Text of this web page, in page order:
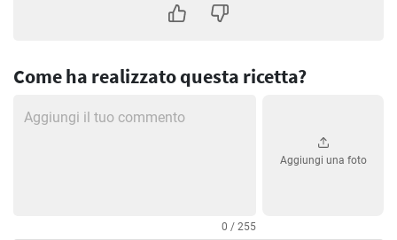
Come ha realizzato questa ricetta?
0 / 255
Aggiungi una foto